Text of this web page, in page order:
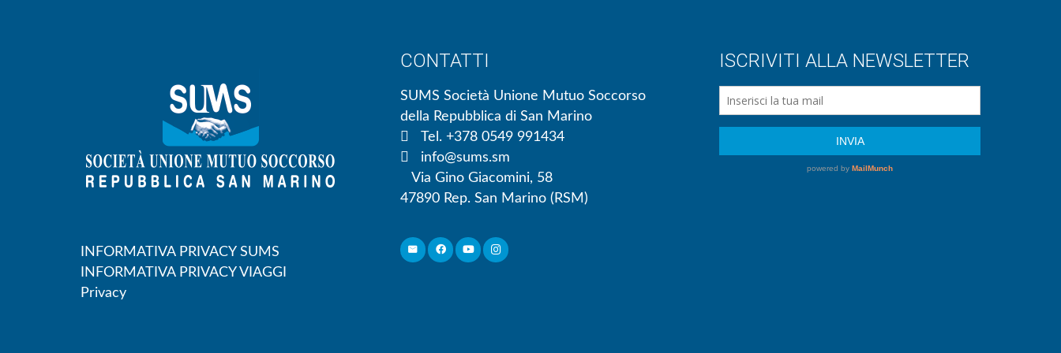
INFORMATIVA PRIVACY SUMS
INFORMATIVA PRIVACY VIAGGI
Privacy
CONTATTI
SUMS Società Unione Mutuo Soccorso
della Repubblica di San Marino
Tel. +378 0549 991434
info@sums.sm
Via Gino Giacomini, 58
47890 Rep. San Marino (RSM)
ISCRIVITI ALLA NEWSLETTER